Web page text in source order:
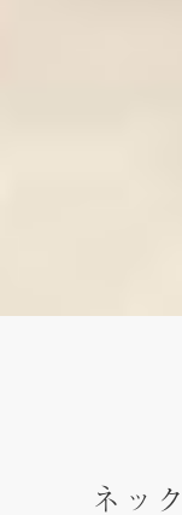
ネッ